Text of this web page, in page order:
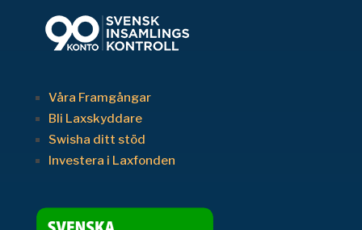
Våra Framgångar
Bli Laxskyddare
Swisha ditt stöd
Investera i Laxfonden